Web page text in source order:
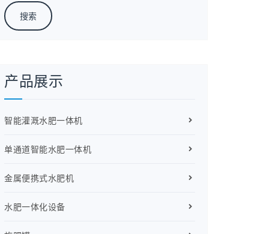
产品展示
智能灌溉水肥一体机
单通道智能水肥一体机
金属便携式水肥机
水肥一体化设备